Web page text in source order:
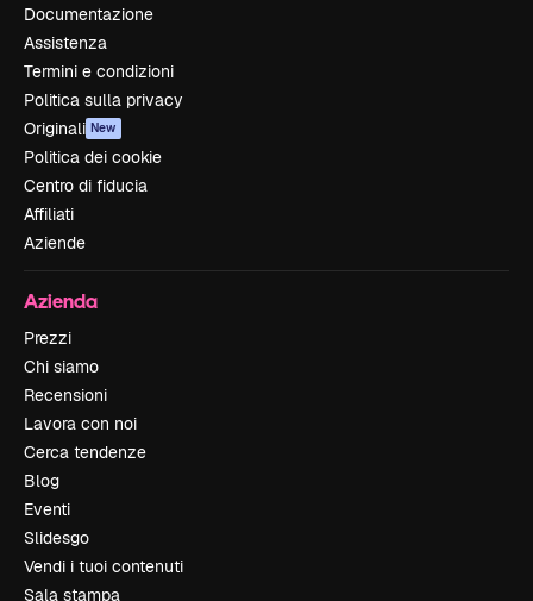
Documentazione
Assistenza
Termini e condizioni
Politica sulla privacy
Originali New
Politica dei cookie
Centro di fiducia
Affiliati
Aziende
Azienda
Prezzi
Chi siamo
Recensioni
Lavora con noi
Cerca tendenze
Blog
Eventi
Slidesgo
Vendi i tuoi contenuti
Sala stampa